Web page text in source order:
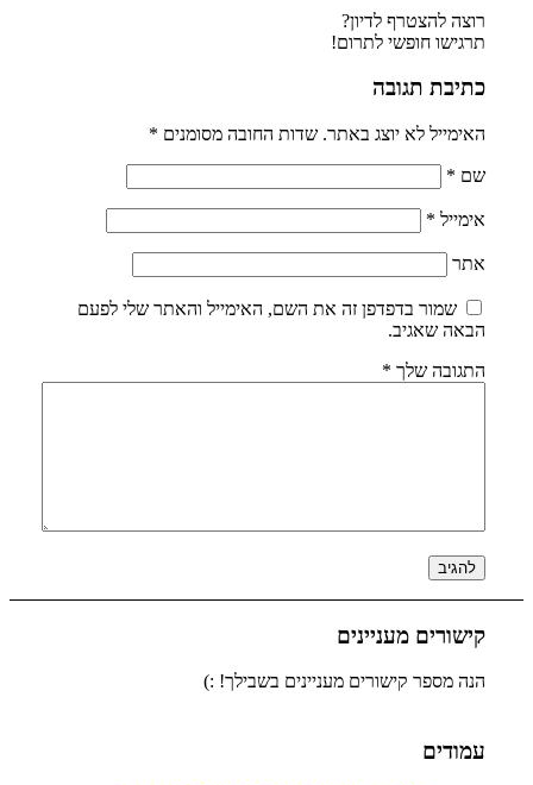
רוצה להצטרף לדיון?
תרגישו חופשי לתרום!
כתיבת תגובה
האימייל לא יוצג באתר. שדות החובה מסומנים *
שם *
אימייל *
אתר
שמור בדפדפן זה את השם, האימייל והאתר שלי לפעם
הבאה שאגיב.
התגובה שלך *
קישורים מעניינים
הנה מספר קישורים מעניינים בשבילך! :)
עמודים